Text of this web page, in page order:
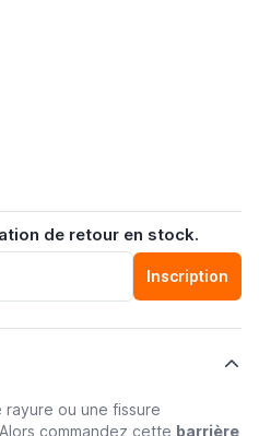
de retour en stock.
Inscription
ou une fissure
commandez cette barrière